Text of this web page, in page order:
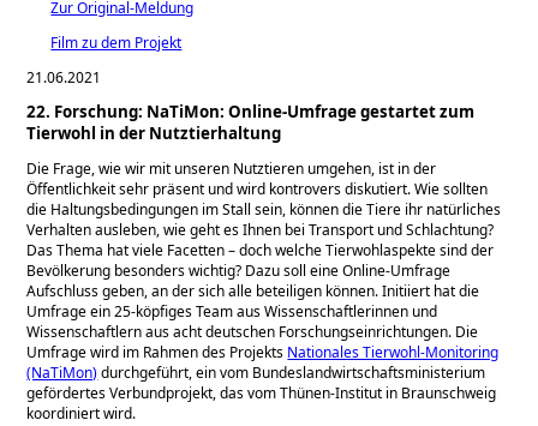
Zur Original-Meldung
Film zu dem Projekt
21.06.2021
22. Forschung: NaTiMon: Online-Umfrage gestartet zum
Tierwohl in der Nutztierhaltung
Die Frage, wie wir mit unseren Nutztieren umgehen, ist in der
Öffentlichkeit sehr präsent und wird kontrovers diskutiert. Wie sollten
die Haltungsbedingungen im Stall sein, können die Tiere ihr natürliches
Verhalten ausleben, wie geht es Ihnen bei Transport und Schlachtung?
Das Thema hat viele Facetten – doch welche Tierwohlaspekte sind der
Bevölkerung besonders wichtig? Dazu soll eine Online-Umfrage
Aufschluss geben, an der sich alle beteiligen können. Initiiert hat die
Umfrage ein 25-köpfiges Team aus Wissenschaftlerinnen und
Wissenschaftlern aus acht deutschen Forschungseinrichtungen. Die
Umfrage wird im Rahmen des Projekts Nationales Tierwohl-Monitoring
(NaTiMon)durchgeführt, ein vom Bundeslandwirtschaftsministerium
gefördertes Verbundprojekt, das vom Thünen-Institut in Braunschweig
koordiniert wird.